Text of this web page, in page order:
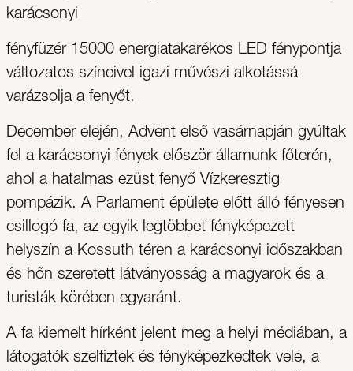
karácsonyi
fényfüzér 15000 energiatakarékos LED fénypontja
változatos színeivel igazi művészi alkotássá
varázsolja a fenyőt.
December elején, Advent első vasárnapján gyúltak
fel a karácsonyi fények először államunk főterén,
ahol a hatalmas ezüst fenyő Vízkeresztig
pompázik. A Parlament épülete előtt álló fényesen
csillogó fa, az egyik legtöbbet fényképezett
helyszín a Kossuth téren a karácsonyi időszakban
és hőn szeretett látványosság a magyarok és a
turisták körében egyaránt.
A fa kiemelt hírként jelent meg a helyi médiában, a
látogatók szelfiztek és fényképezkedtek vele, a